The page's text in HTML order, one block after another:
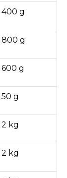
400 g
800 g
600 g
50 g
2 kg
2 kg